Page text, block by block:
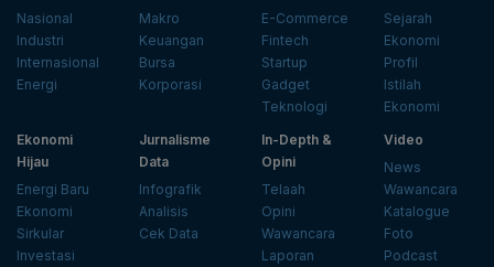
Nasional
Industri
Internasional
Energi
Makro
Keuangan
Bursa
Korporasi
E-Commerce
Fintech
Startup
Gadget
Teknologi
Sejarah
Ekonomi
Profil
Istilah
Ekonomi
Ekonomi
Hijau
Energi Baru
Ekonomi
Sirkular
Investasi
Jurnalisme
Data
Infografik
Analisis
Cek Data
In-Depth &
Opini
Telaah
Opini
Wawancara
Laporan
Video
News
Wawancara
Katalogue
Foto
Podcast